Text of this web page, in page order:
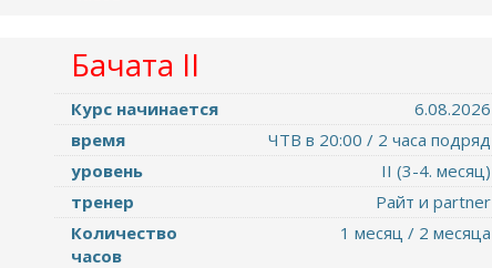
Бачата II
Курс начинается
6.08.2026
время
ЧТВ в 20:00 / 2 часа подряд
уровень
II (3-4. месяц)
тренер
Райт и partner
Количество
часов
1 месяц / 2 месяца